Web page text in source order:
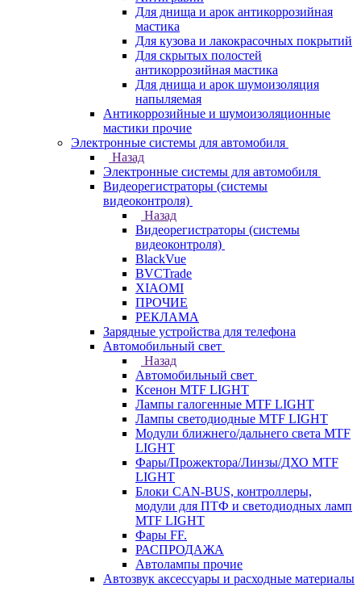
Для днища и арок антикоррозийная
мастика
Для кузова и лакокрасочных покрытий
Для скрытых полостей
антикоррозийная мастика
Для днища и арок шумоизоляция
напыляемая
Антикоррозийные и шумоизоляционные
мастики прочие
Электронные системы для автомобиля
Назад
Электронные системы для автомобиля
Видеорегистраторы (системы
видеоконтроля)
Назад
Видеорегистраторы (системы
видеоконтроля)
BlackVue
BVCTrade
XIAOMI
ПРОЧИЕ
РЕКЛАМА
Зарядные устройства для телефона
Автомобильный свет
Назад
Автомобильный свет
Ксенон MTF LIGHT
Лампы галогенные MTF LIGHT
Лампы светодиодные MTF LIGHT
Модули ближнего/дальнего света MTF
LIGHT
Фары/Прожектора/Линзы/ДХО MTF
LIGHT
Блоки CAN-BUS, контроллеры,
модули для ПТФ и светодиодных ламп
MTF LIGHT
Фары FF.
РАСПРОДАЖА
Автолампы прочие
Автозвук аксессуары и расходные материалы